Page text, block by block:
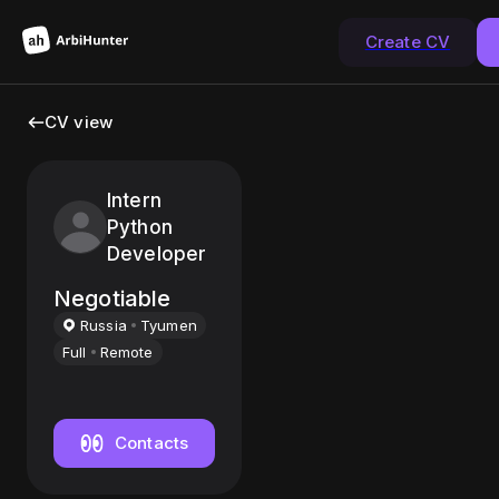
Create CV
CV view
Intern
Python
Developer
Negotiable
Russia
Tyumen
Full
Remote
Contacts